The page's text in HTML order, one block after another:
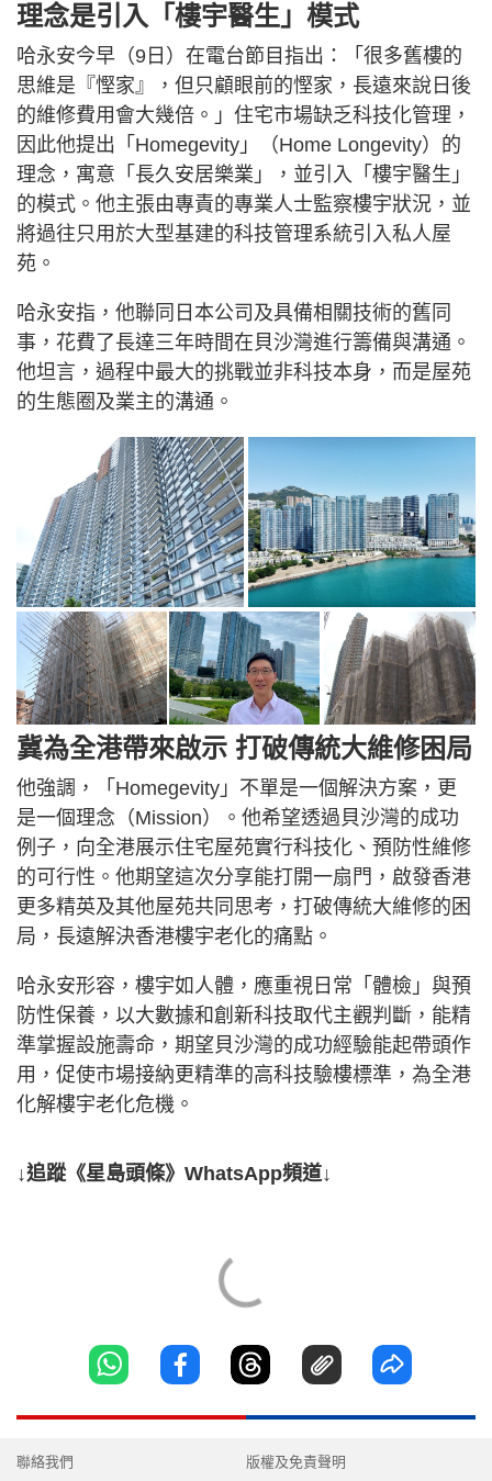
理念是引入「樓宇醫生」模式
哈永安今早（9日）在電台節目指出：「很多舊樓的
思維是『慳家』，但只顧眼前的慳家，長遠來說日後
的維修費用會大幾倍。」住宅市場缺乏科技化管理，
因此他提出「Homegevity」（Home Longevity）的
理念，寓意「長久安居樂業」，並引入「樓宇醫生」
的模式。他主張由專責的專業人士監察樓宇狀況，並
將過往只用於大型基建的科技管理系統引入私人屋
苑。
哈永安指，他聯同日本公司及具備相關技術的舊同
事，花費了長達三年時間在貝沙灣進行籌備與溝通。
他坦言，過程中最大的挑戰並非科技本身，而是屋苑
的生態圈及業主的溝通。
冀為全港帶來啟示 打破傳統大維修困局
他強調，「Homegevity」不單是一個解決方案，更
是一個理念（Mission）。他希望透過貝沙灣的成功
例子，向全港展示住宅屋苑實行科技化、預防性維修
的可行性。他期望這次分享能打開一扇門，啟發香港
更多精英及其他屋苑共同思考，打破傳統大維修的困
局，長遠解決香港樓宇老化的痛點。
哈永安形容，樓宇如人體，應重視日常「體檢」與預
防性保養，以大數據和創新科技取代主觀判斷，能精
準掌握設施壽命，期望貝沙灣的成功經驗能起帶頭作
用，促使市場接納更精準的高科技驗樓標準，為全港
化解樓宇老化危機。
↓追蹤《星島頭條》WhatsApp頻道↓
聯絡我們 版權及免責聲明